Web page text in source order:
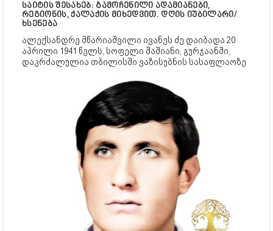
საიტის შესახებ: გამოჩენილი ადამიანები,
რეგიონის, ქალაქის მიხედვით. დღის იუბილარი/
ხსენება
ალექსანდრე მწარიაშვილი ივანეს ძე დაიბადა 20
აპრილი 1941 წელს, სოფელი შაშიანი, გურჯაანში,
დაკრძალულია თბილისში ვაზისუბნის სასაფლაოზე